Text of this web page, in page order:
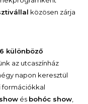
közösen zárja
6 különböző
az utcaszínház
napon keresztül
formációkkal
és bohóc show